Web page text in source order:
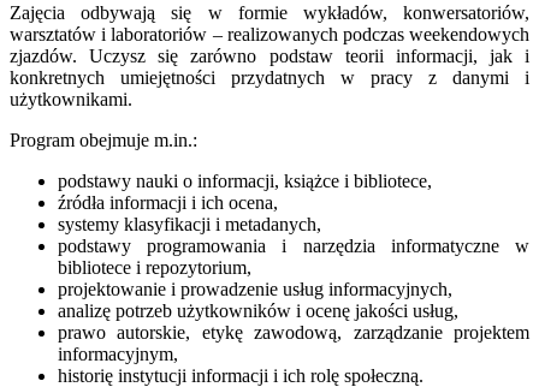
Zajęcia odbywają się w formie wykładów, konwersatoriów,
warsztatów i laboratoriów – realizowanych podczas weekendowych
zjazdów. Uczysz się zarówno podstaw teorii informacji, jak i
konkretnych umiejętności przydatnych w pracy z danymi i
użytkownikami.
Program obejmuje m.in.:
podstawy nauki o informacji, książce i bibliotece,
źródła informacji i ich ocena,
systemy klasyfikacji i metadanych,
podstawy programowania i narzędzia informatyczne w
bibliotece i repozytorium,
projektowanie i prowadzenie usług informacyjnych,
analizę potrzeb użytkowników i ocenę jakości usług,
prawo autorskie, etykę zawodową, zarządzanie projektem
informacyjnym,
historię instytucji informacji i ich rolę społeczną.